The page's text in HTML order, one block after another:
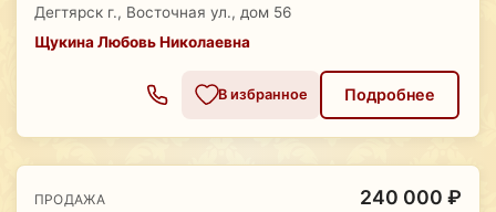
Дегтярск г., Восточная ул., дом 56
Щукина Любовь Николаевна
В избранное Подробнее
ПРОДАЖА 240 000 ₽